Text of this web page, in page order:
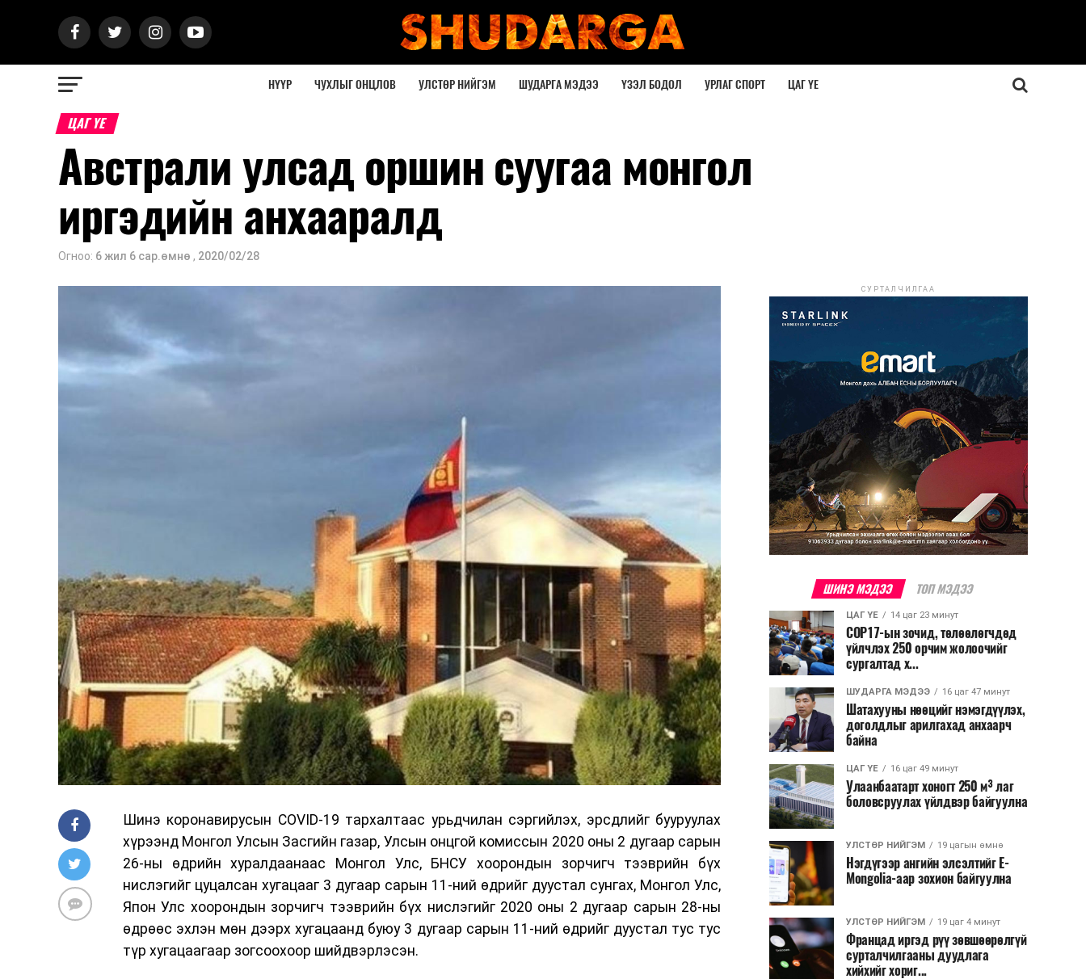
НҮҮР ЧУХЛЫГ ОНЦЛОВ УЛСТӨР НИЙГЭМ ШУДАРГА МЭДЭЭ ҮЗЭЛ БОДОЛ УРЛАГ СПОРТ ЦАГ ҮЕ
ЦАГ ҮЕ
Австрали улсад оршин суугаа монгол
иргэдийн анхааралд
Огноо: 6 жил 6 сар.өмнө , 2020/02/28
Шинэ коронавирусын COVID-19 тархалтаас урьдчилан сэргийлэх, эрсдлийг бууруулах
хүрээнд Монгол Улсын Засгийн газар, Улсын онцгой комиссын 2020 оны 2 дугаар сарын
26-ны өдрийн хуралдаанаас Монгол Улс, БНСУ хоорондын зорчигч тээврийн бүх
нислэгийг цуцалсан хугацааг 3 дугаар сарын 11-ний өдрийг дуустал сунгах, Монгол Улс,
Япон Улс хоорондын зорчигч тээврийн бүх нислэгийг 2020 оны 2 дугаар сарын 28-ны
өдрөөс эхлэн мөн дээрх хугацаанд буюу 3 дугаар сарын 11-ний өдрийг дуустал тус тус
түр хугацаагаар зогсоохоор шийдвэрлэсэн.
СУРТАЛЧИЛГАА
ШИНЭ МЭДЭЭ ТОП МЭДЭЭ
ЦАГ ҮЕ 14 цаг 23 минут
COP17-ын зочид, төлөөлөгчдөд
үйлчлэх 250 орчим жолоочийг
сургалтад х...
ШУДАРГА МЭДЭЭ 16 цаг 47 минут
Шатахууны нөөцийг нэмэгдүүлэх,
доголдлыг арилгахад анхаарч
байна
ЦАГ ҮЕ 16 цаг 49 минут
Улаанбаатарт хоногт 250 м³ лаг
боловсруулах үйлдвэр байгуулна
УЛСТӨР НИЙГЭМ 19 цагын өмнө
Нэгдүгээр ангийн элсэлтийг E-
Mongolia-аар зохион байгуулна
УЛСТӨР НИЙГЭМ 19 цаг 4 минут
Францад иргэд рүү зөвшөөрөлгүй
сурталчилгааны дуудлага
хийхийг хориг...